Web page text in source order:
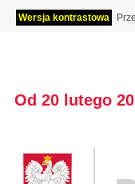
Wersja kontrastowa
Od 20 lutego